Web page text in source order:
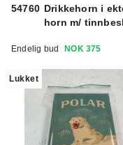
54760 Drikkehorn i
horn m/
Endelig bud NOK 375
Lukket